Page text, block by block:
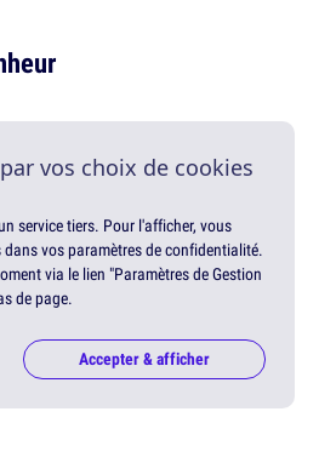
vos choix de cookies
service tiers. Pour l'afficher, vous
dans vos paramètres de confidentialité.
via le lien "Paramètres de Gestion
de page.
Accepter & afficher